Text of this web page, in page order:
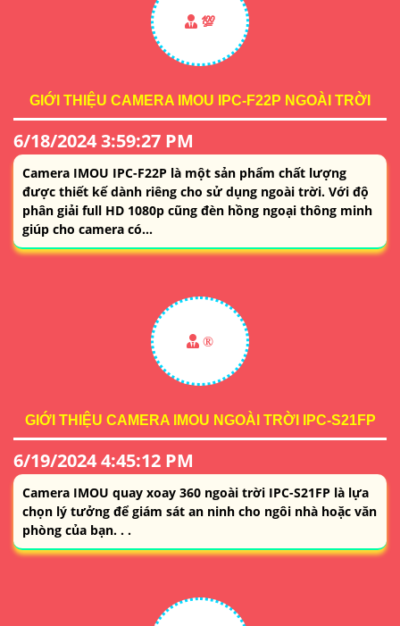
💯
GIỚI THIỆU CAMERA IMOU IPC-F22P NGOÀI TRỜI
6/18/2024 3:59:27 PM
Camera IMOU IPC-F22P là một sản phẩm chất lượng
được thiết kế dành riêng cho sử dụng ngoài trời. Với độ
phân giải full HD 1080p cũng đèn hồng ngoại thông minh
giúp cho camera có...
®️
GIỚI THIỆU CAMERA IMOU NGOÀI TRỜI IPC-S21FP
6/19/2024 4:45:12 PM
Camera IMOU quay xoay 360 ngoài trời IPC-S21FP là lựa
chọn lý tưởng để giám sát an ninh cho ngôi nhà hoặc văn
phòng của bạn. . .